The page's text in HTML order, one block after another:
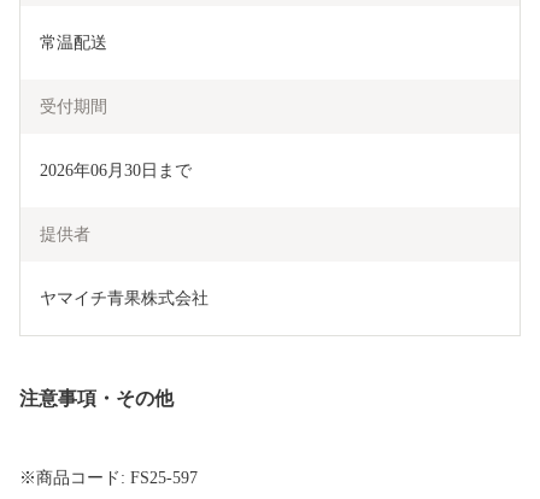
常温配送
受付期間
2026年06月30日まで
提供者
ヤマイチ青果株式会社
注意事項・その他
※商品コード: FS25-597